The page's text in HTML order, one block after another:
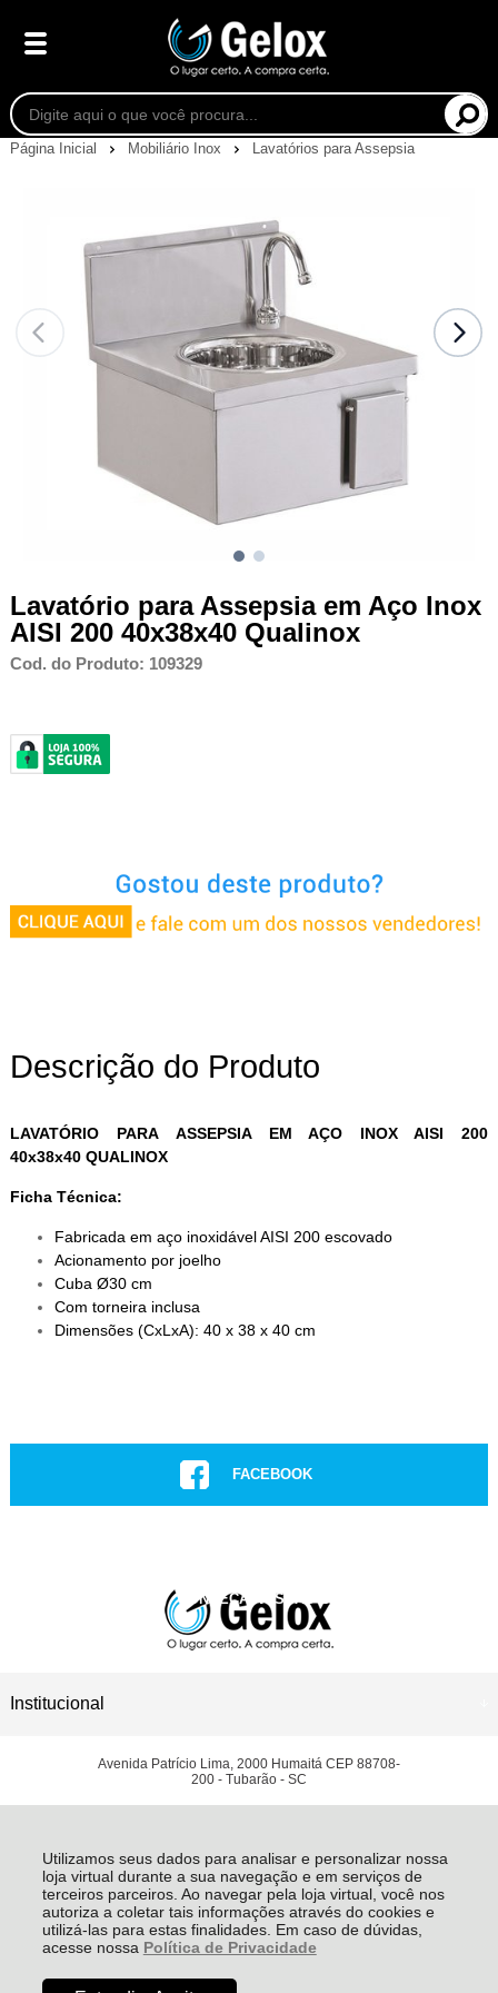
Utilizamos seus dados para analisar e personalizar nossa
loja virtual durante a sua navegação e em serviços de
terceiros parceiros. Ao navegar pela loja virtual, você nos
autoriza a coletar tais informações através do cookies e
utilizá-las para estas finalidades. Em caso de dúvidas,
acesse nossa Política de Privacidade
Página Inicial Mobiliário Inox Lavatórios para Assepsia
Lavatório para Assepsia em Aço Inox
AISI 200 40x38x40 Qualinox
Cod. do Produto: 109329
Descrição do Produto
LAVATÓRIO PARA ASSEPSIA EM AÇO INOX AISI 200
40x38x40 QUALINOX
Ficha Técnica:
Fabricada em aço inoxidável AISI 200 escovado
Acionamento por joelho
Cuba Ø30 cm
Com torneira inclusa
Dimensões (CxLxA): 40 x 38 x 40 cm
FACEBOOK
CONHEÇA NOSSAS LOJAS
Institucional
Avenida Patrício Lima, 2000 Humaitá CEP 88708-
200 - Tubarão - SC
Gastronômicos
-